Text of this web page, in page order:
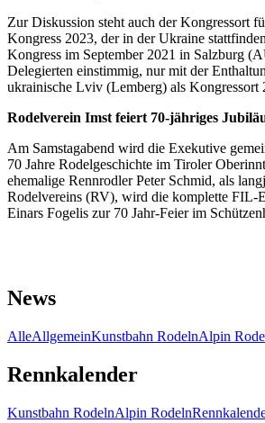
Zur Diskussion steht auch der Kongressort
Kongress 2023, der in der Ukraine
Kongress im September 2021 in Salzburg
Delegierten einstimmig, nur mit der
ukrainische Lviv (Lemberg) als Kongressort
Rodelverein Imst feiert 70-jähriges
Am Samstagabend wird die Exekutive
70 Jahre Rodelgeschichte im Tiroler
ehemalige Rennrodler Peter Schmid, als
Rodelvereins (RV), wird die komplette FIL-
Einars Fogelis zur 70 Jahr-Feier im
News
AlleAllgemeinKunstbahn RodelnAlpin
Rennkalender
Kunstbahn RodelnAlpin Rodeln